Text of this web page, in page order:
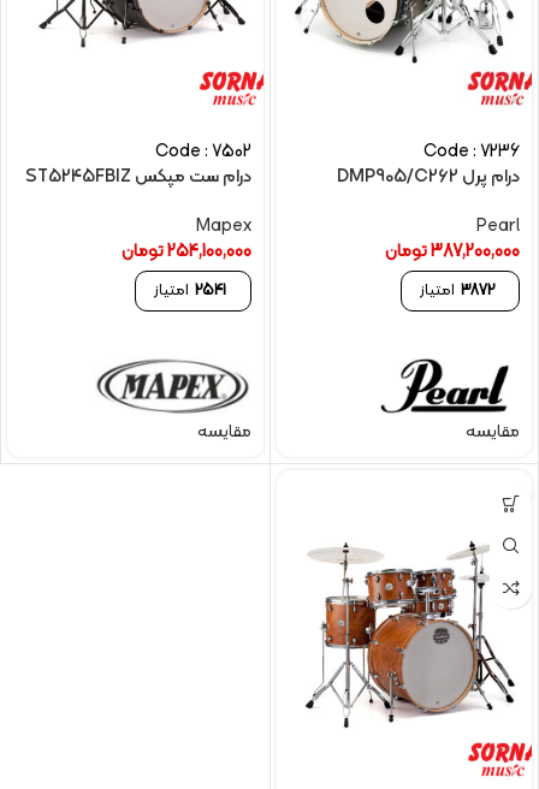
Code : 7236
درام پرل DMP905/C262
Pearl
387,200,000تومان
3872 امتیاز
مقایسه
Code : 7502
درام ست مپکس ST5245FBIZ
Mapex
254,100,000تومان
2541 امتیاز
مقایسه